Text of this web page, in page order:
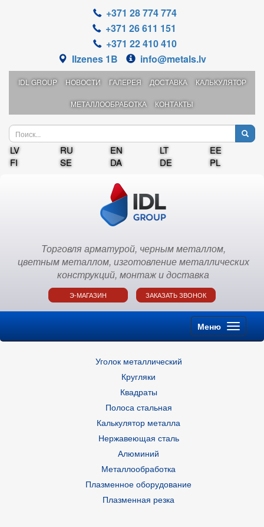
+371 28 774 774
+371 26 611 151
+371 22 410 410
Ilzenes 1B
info@metals.lv
IDL GROUP НОВОСТИ ГАЛЕРЕЯ ДОСТАВКА КАЛЬКУЛЯТОР
МЕТАЛЛООБРАБОТКА КОНТАКТЫ
LV RU EN LT
EE
FI
SE DA DE PL
Торговля арматурой, черным металлом,
цветным металлом, изготовление металлических
конструкций, монтаж и доставка
Э-МАГАЗИН ЗАКАЗАТЬ ЗВОНОК
Меню
Уголок металлический
Кругляки
Квадраты
Полоса стальная
Калькулятор металла
Нержавеющая сталь
Алюминий
Металлообработка
Плазменное оборудование
Плазменная резка